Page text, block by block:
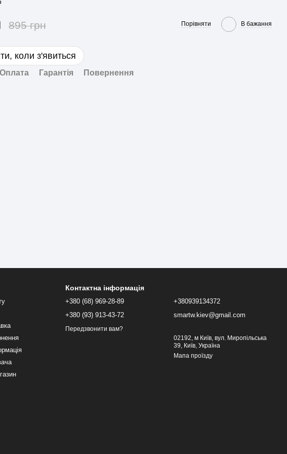
895 грн Порівняти В бажання
коли з'явиться
Оплата Гарантія Повернення
Контактна інформація
+380 (68) 969-28-89
+380 (93) 913-43-72
Передзвонити вам?
+380939134372
smartw.kiev@gmail.com
02192, м Київ, вул. Миропільська
39, Київ, Україна
Мапа проїзду